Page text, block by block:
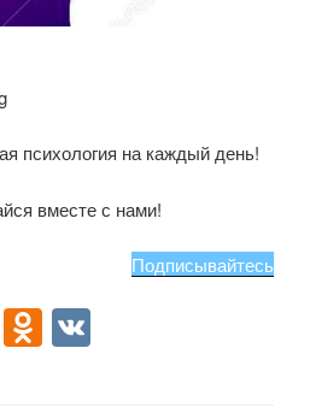
психология на каждый день!
вместе с нами!
Подписывайтесь
Vi
b
O
d